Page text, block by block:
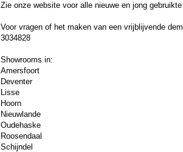
Zie onze website voor alle nieuwe en jong
Voor vragen of het maken van een vrijblijvende
3034828
Showrooms in:
Amersfoort
Deventer
Lisse
Hoorn
Nieuwlande
Oudehaske
Roosendaal
Schijndel